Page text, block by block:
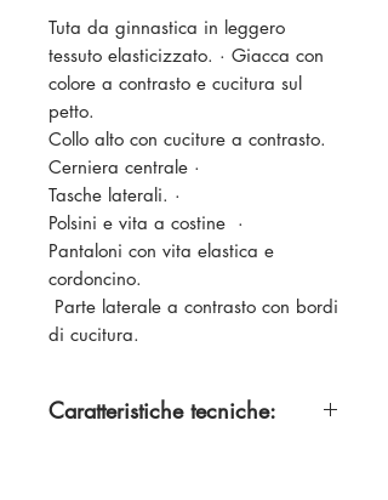
Tuta da ginnastica in leggero
tessuto elasticizzato. · Giacca con
colore a contrasto e cucitura sul
petto.
Collo alto con cuciture a contrasto.
Cerniera centrale ·
Tasche laterali. ·
Polsini e vita a costine ·
Pantaloni con vita elastica e
cordoncino.
Parte laterale a contrasto con bordi
di cucitura.
Caratteristiche tecniche: